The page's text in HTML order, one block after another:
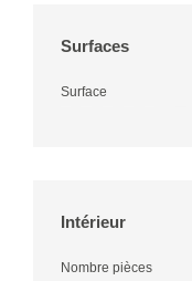
Surfaces
Surface
Intérieur
Nombre pièces